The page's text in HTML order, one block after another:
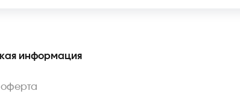
информация
оферта